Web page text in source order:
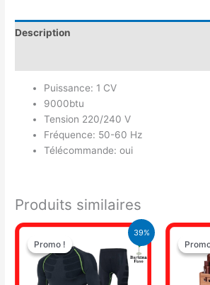
Description
Puissance: 1 CV
9000btu
Tension 220/240 V
Fréquence: 50-60 Hz
Télécommande: oui
Produits similaires
39%
Promo !
Promo !
Le
prix
initial
était :
19.000 CFA.
Le
actuel
est :
11.500 CFA.